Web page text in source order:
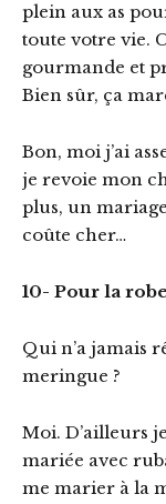
plein aux as
toute votre vie.
gourmande et
Bien sûr, ça
Bon, moi j’ai
je revoie mon
plus, un
coûte cher…
10- Pour la robe
Qui n’a jamais
meringue ?
Moi. D’ailleurs
mariée avec
me marier à la